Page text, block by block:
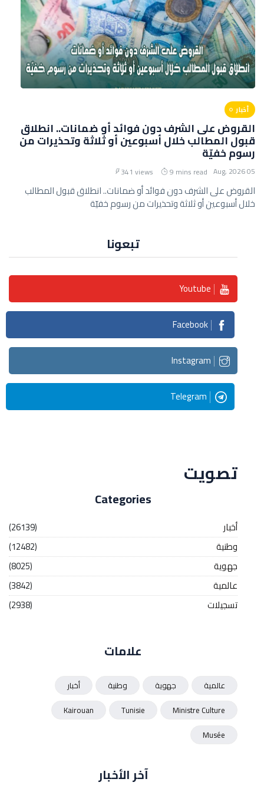
أخبار
القروض على الشرف دون فوائد أو ضمانات.. انطلاق
قبول المطالب خلال أسبوعين أو ثلاثة وتحذيرات من
رسوم خفيّة
05 Aug, 2026
9 mins read
341 views
القروض على الشرف دون فوائد أو ضمانات.. انطلاق قبول المطالب
خلال أسبوعين أو ثلاثة وتحذيرات من رسوم خفيّة
تبعونا
Youtube
Facebook
Instagram
Telegram
تصويت
Categories
أخبار
(26139)
وطنية
(12482)
جهوية
(8025)
عالمية
(3842)
تسجيلات
(2938)
علامات
عالمية جهوية وطنية
أخبار
Ministre Culture
Tunisie
Kairouan
Musée
آخر الأخبار